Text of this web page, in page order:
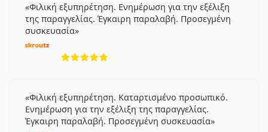
Φιλική εξυπηρέτηση. Ενημέρωση για την εξέλιξη
της παραγγελίας. Έγκαιρη παραλαβή. Προσεγμένη
συσκευασία
Φιλική εξυπηρέτηση. Καταρτισμένο προσωπικό.
Ενημέρωση για την εξέλιξη της παραγγελίας.
Έγκαιρη παραλαβή. Προσεγμένη συσκευασία